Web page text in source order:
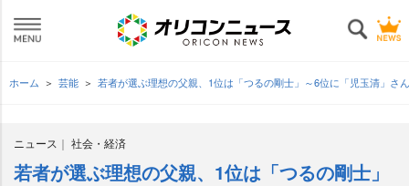
ホーム 芸能 若者が選ぶ理想の父親、1位は「つるの剛士」～6位に「児玉清」さ
ニュース 社会・経済
若者が選ぶ理想の父親、1位は「つるの剛士」